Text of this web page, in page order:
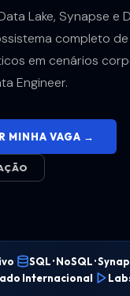
Lake, Synapse e
completo
em cenários
Engineer.
MINHA VAGA →
· SQL · NoSQL ·
Internacional·